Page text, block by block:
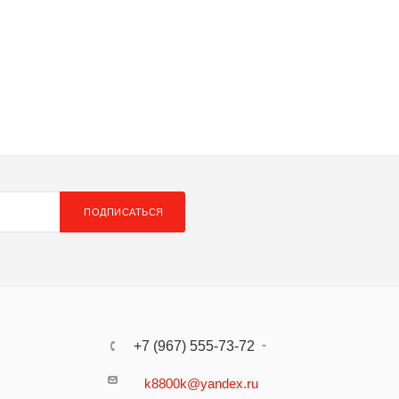
ПОДПИСАТЬСЯ
+7 (967) 555-73-72
k8800k@yandex.ru